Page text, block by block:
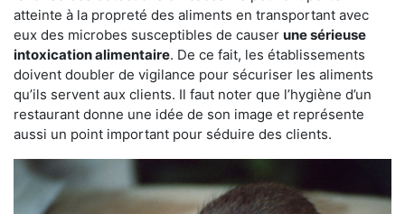
atteinte à la propreté des aliments en transportant avec
eux des microbes susceptibles de causer une sérieuse
intoxication alimentaire. De ce fait, les établissements
doivent doubler de vigilance pour sécuriser les aliments
qu’ils servent aux clients. Il faut noter que l’hygiène d’un
restaurant donne une idée de son image et représente
aussi un point important pour séduire des clients.